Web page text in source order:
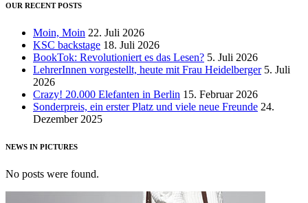
OUR RECENT POSTS
Moin, Moin 22. Juli 2026
KSC backstage 18. Juli 2026
BookTok: Revolutioniert es das Lesen? 5. Juli 2026
LehrerInnen vorgestellt, heute mit Frau Heidelberger 5. Juli
2026
Crazy! 20.000 Elefanten in Berlin 15. Februar 2026
Sonderpreis, ein erster Platz und viele neue Freunde 24.
Dezember 2025
NEWS IN PICTURES
No posts were found.